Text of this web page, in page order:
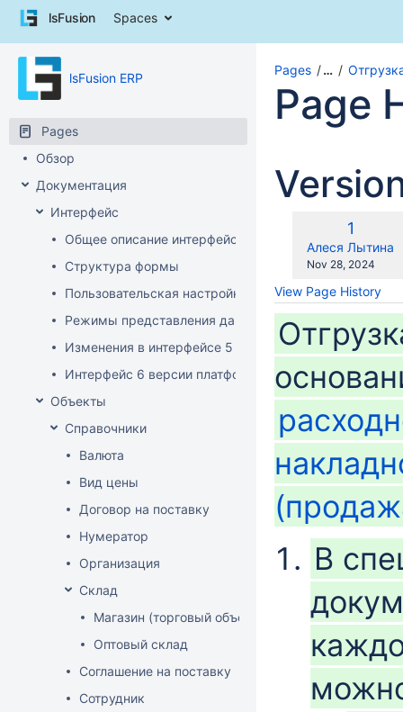
Skip
content
Skip
breadcrumbs
header
Skip
lsFusion Spaces
lsFusion ERP
Pages
Обзор
Документация
Интерфейс
Общее описание интерфейса клиента
Структура формы
Пользовательская настройка интерфейса
Режимы представления данных
Изменения в интерфейсе 5 версии платформы
Интерфейс 6 версии платформы
Объекты
Справочники
Валюта
Вид цены
Договор на поставку
Нумератор
Организация
Склад
Магазин (торговый объект)
Оптовый склад
Соглашение на поставку
Сотрудник
Pages …
Page
Old
Version
1
Алеся Лытина
Saved
Nov 28, 2024
View Page History
В